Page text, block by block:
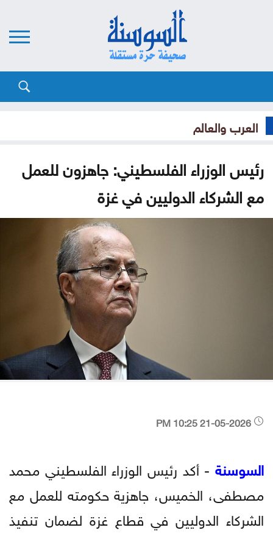
العرب والعالم
رئيس الوزراء الفلسطيني: جاهزون للعمل
مع الشركاء الدوليين في غزة
السوسنة - أكد رئيس الوزراء الفلسطيني محمد
مصطفى، الخميس، جاهزية حكومته للعمل مع
الشركاء الدوليين في قطاع غزة لضمان تنفيذ